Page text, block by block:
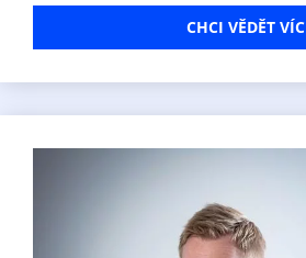
CHCI VĚDĚT VÍC